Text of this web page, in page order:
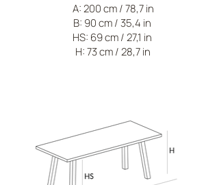
A: 200 cm / 78,7 in
B: 90 cm / 35,4 in
HS: 69 cm / 27,1 in
H: 73 cm / 28,7 in